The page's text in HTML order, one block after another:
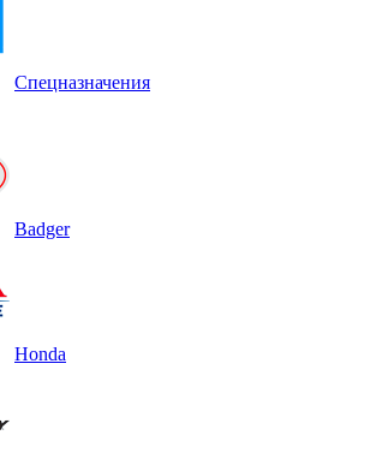
Спецназначения
Badger
Honda